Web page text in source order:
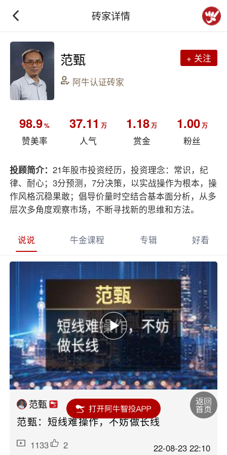
砖家详情
范甄
阿牛认证砖家
+ 关注
98.9%
赞美率
37.11 万
人气
1.18万
赏金
1.00万
粉丝
投顾简介：21年股市投资经历，投资理念：常识，纪
律、耐心；3分预测，7分决策，以实战操作为根本，操
作风格沉稳果敢；倡导价量时空结合基本面分析，从多
层次多角度观察市场，不断寻找新的思维和方法。
说说 牛金课程 专辑 好看
范甄
范甄：短线难操作，不妨做长线
1133 2 22-08-23 22:10